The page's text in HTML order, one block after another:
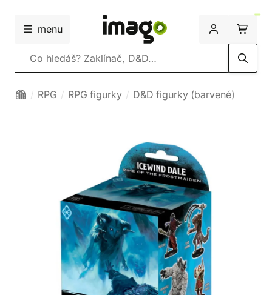
menu
Vyhledávání
RPG RPG figurky D&D figurky (barvené)